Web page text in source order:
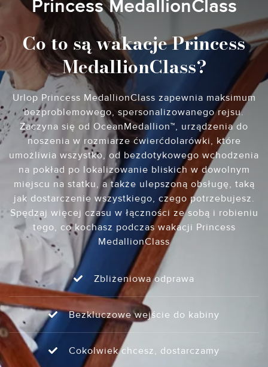
Princess MedallionClass
Co to są wakacje Princess
MedallionClass?
Urlop Princess MedallionClass zapewnia maksimum
bezproblemowego, spersonalizowanego rejsu.
Zaczyna się od OceanMedallion™, urządzenia do
noszenia w rozmiarze ćwierćdolarówki, które
umożliwia wszystko, od bezdotykowego wchodzenia
na pokład po lokalizowanie bliskich w dowolnym
miejscu na statku, a także ulepszoną obsługę, taką
jak dostarczenie wszystkiego, czego potrzebujesz.
Spędzaj więcej czasu w łączności ze sobą i robieniu
tego, co kochasz podczas wakacji Princess
MedallionClass
Zbliżeniowa odprawa
Bezkluczowe wejście do kabiny
Cokolwiek chcesz, dostarczamy